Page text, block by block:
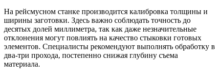
На рейсмусном станке производится калибровка толщины и
ширины заготовки. Здесь важно соблюдать точность до
десятых долей миллиметра, так как даже незначительные
отклонения могут повлиять на качество стыковки готовых
элементов. Специалисты рекомендуют выполнять обработку в
два-три прохода, постепенно снижая глубину съема
материала.